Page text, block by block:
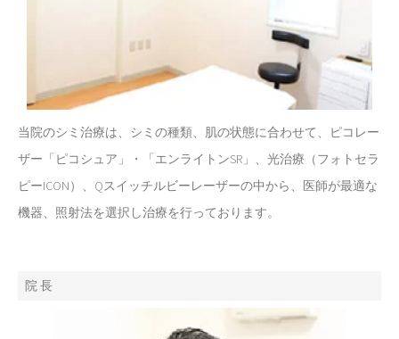
当院のシミ治療は、シミの種類、肌の状態に合わせて、ピコレー
ザー「ピコシュア」・「エンライトンSR」、光治療（フォトセラ
ピーICON）、Qスイッチルビーレーザーの中から、医師が最適な
機器、照射法を選択し治療を行っております。
院 長